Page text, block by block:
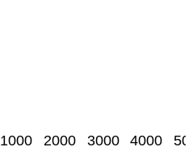
1000 2000 3000 4000